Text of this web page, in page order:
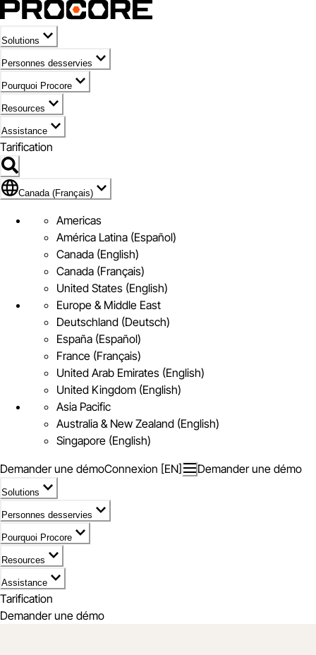
Solutions
Personnes desservies
Pourquoi Procore
Resources
Assistance
Tarification
Pavillon de Canada (Français)
Canada (Français)
Americas
América Latina (Español)
Canada (English)
Canada (Français)
United States (English)
Europe & Middle East
Deutschland (Deutsch)
España (Español)
France (Français)
United Arab Emirates (English)
United Kingdom (English)
Asia Pacific
Australia & New Zealand (English)
Singapore (English)
Demander une démoConnexion [EN] Demander une démo
Solutions
Personnes desservies
Pourquoi Procore
Resources
Assistance
Tarification
Demander une démo